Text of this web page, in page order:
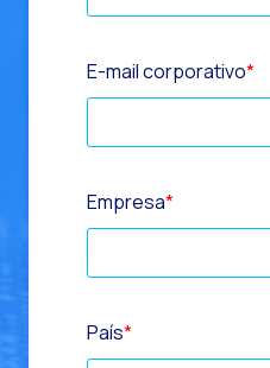
E-mail corporativo*
Empresa*
País*